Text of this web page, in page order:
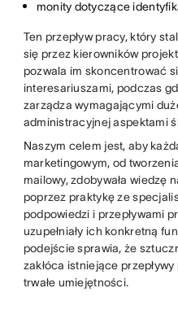
monity dotyczące
Ten przepływ pracy, który
się przez kierowników
pozwala im skoncentrować
interesariuszami, podczas
zarządza wymagającymi
administracyjnej aspektami
Naszym celem jest, aby
marketingowym, od
mailowy, zdobywała wiedzę
poprzez praktykę ze
podpowiedzi i przepływami
uzupełniały ich konkretną
podejście sprawia, że
zakłóca istniejące
trwałe umiejętności.